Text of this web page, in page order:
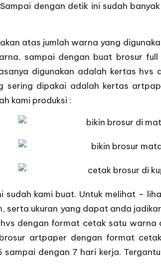
dengan detik ini sudah
atas jumlah warna yang
sampai dengan buat brosur
digunakan adalah kertas
dipakai adalah kertas
kami produksi :
kami buat. Untuk melihat –
serta ukuran yang dapat anda
dengan format cetak satu
artpaper dengan format
dengan 7 hari kerja.